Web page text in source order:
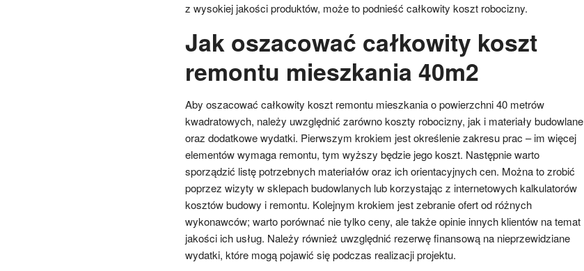
z wysokiej jakości produktów, może to podnieść całkowity koszt robocizny.
Jak oszacować całkowity koszt
remontu mieszkania 40m2
Aby oszacować całkowity koszt remontu mieszkania o powierzchni 40 metrów
kwadratowych, należy uwzględnić zarówno koszty robocizny, jak i materiały budowlane
oraz dodatkowe wydatki. Pierwszym krokiem jest określenie zakresu prac – im więcej
elementów wymaga remontu, tym wyższy będzie jego koszt. Następnie warto
sporządzić listę potrzebnych materiałów oraz ich orientacyjnych cen. Można to zrobić
poprzez wizyty w sklepach budowlanych lub korzystając z internetowych kalkulatorów
kosztów budowy i remontu. Kolejnym krokiem jest zebranie ofert od różnych
wykonawców; warto porównać nie tylko ceny, ale także opinie innych klientów na temat
jakości ich usług. Należy również uwzględnić rezerwę finansową na nieprzewidziane
wydatki, które mogą pojawić się podczas realizacji projektu.